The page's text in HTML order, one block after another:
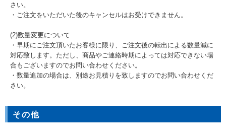
さい。
・ご注文をいただいた後のキャンセルはお受けできません。
(2)数量変更について
・早期にご注文頂いたお客様に限り、ご注文後の転出による数量減に
対応致します。ただし、商品やご連絡時期によっては対応できない場
合もございますのでお問い合わせください。
・数量追加の場合は、別途お見積りを致しますのでお問い合わせくだ
さい。
その他